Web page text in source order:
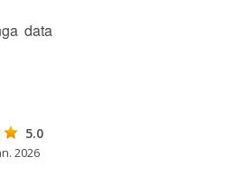
data
5.0
2026